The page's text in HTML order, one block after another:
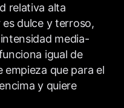
relativa alta
dulce y terroso,
media-
igual de
empieza que para el
y quiere